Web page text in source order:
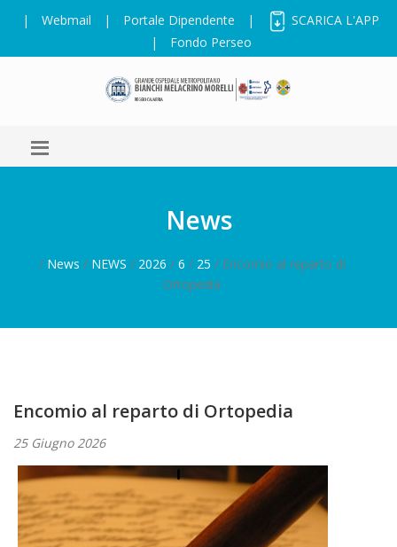
| Webmail | Portale Dipendente |
SCARICA L'APP
|
Fondo Perseo
News
/ News / NEWS / 2026 / 6 / 25 / Encomio al reparto di
Ortopedia
Encomio al reparto di Ortopedia
25 Giugno 2026